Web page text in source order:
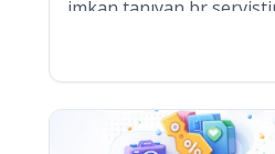
imkan tanıyan br